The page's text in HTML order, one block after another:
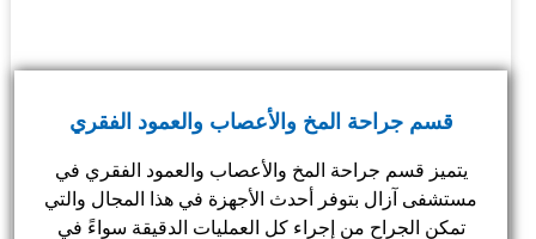
قسم جراحة المخ والأعصاب والعمود الفقري
يتميز قسم جراحة المخ والأعصاب والعمود الفقري في
مستشفى آزال بتوفر أحدث الأجهزة في هذا المجال والتي
تمكن الجراح من إجراء كل العمليات الدقيقة سواءً في